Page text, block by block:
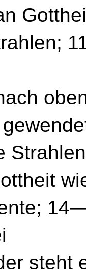
steht